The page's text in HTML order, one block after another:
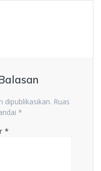
dipublikasikan. Ruas
*
*